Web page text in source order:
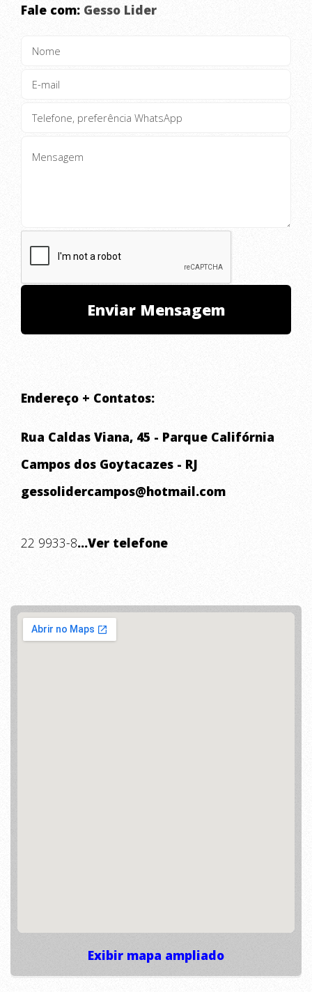
Fale com: Gesso Lider
Endereço + Contatos:
Rua Caldas Viana, 45 - Parque Califórnia
Campos dos Goytacazes - RJ
gessolidercampos@hotmail.com
22 9933-8...Ver telefone
Exibir mapa ampliado